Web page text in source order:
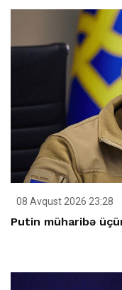
08 Avqust 2026 23:28
Putin müharibə